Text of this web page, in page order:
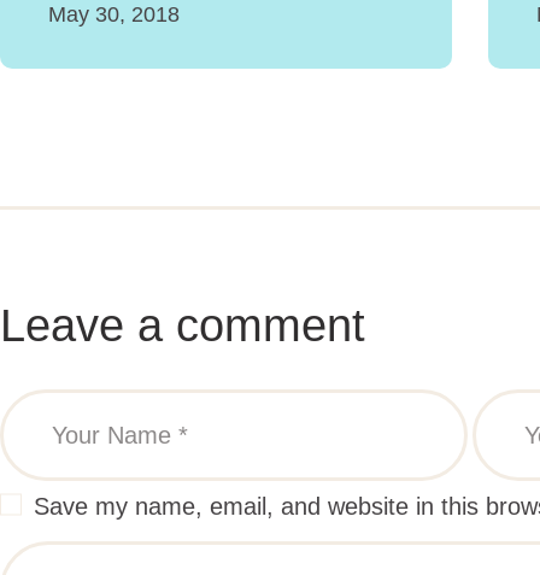
May 30, 2018
Leave a comment
Save my name, email, and website in this